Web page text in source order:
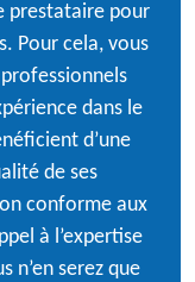
prestataire pour
Pour cela, vous
dans le
d’une
de ses
conforme aux
à l’expertise
n’en serez que